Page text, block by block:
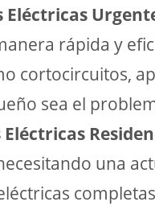
Eléctricas
rápida y
cortocircuitos,
sea el
una